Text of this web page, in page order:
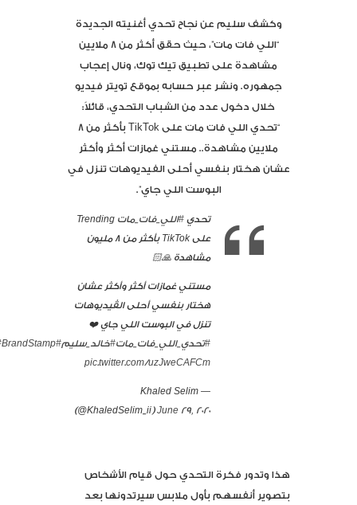
وكشف سليم عن نجاح تحدي أغنيته الجديدة
“اللي فات مات”، حيث حقق أكثر من 8 ملايين
مشاهدة على تطبيق تيك توك، ونال إعجاب
جمهوره. ونشر عبر حسابه بموقع تويتر فيديو
خلال دخول عدد من الشباب التحدي، قائلاً:
“تحدي اللي فات مات على TikTok بأكثر من 8
ملايين مشاهدة.. مستني غمازات أكثر وأكثر
عشان هختار بنفسي أحلى الفيديوهات تنزل في
البوست اللي جاي”.
تحدي #اللي_فات_مات Trending
على TikTok بأكثر من 8 مليون
مشاهدة 🙏🏻
مستني غمازات أكثر وأكثر عشان
هختار بنفسي أحلى الڤيديوهات
تنزل في البوست اللي جاي ❤️
#تحدي_اللي_فات_مات#خالد_سليم#KhaledSelim
pic.twitter.com/uzJweCAFCm
— Khaled Selim
(@KhaledSelim_ii)June 29, 2020
هذا وتدور فكرة التحدي حول قيام الأشخاص
بتصوير أنفسهم بأول ملابس سيرتدونها بعد